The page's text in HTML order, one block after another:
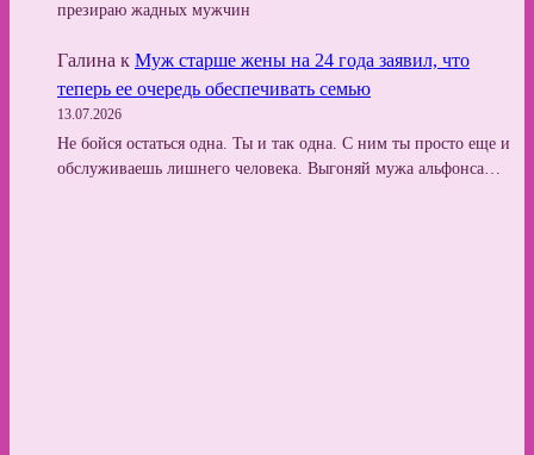
презираю жадных мужчин
Галина к Муж старше жены на 24 года заявил, что
теперь ее очередь обеспечивать семью
13.07.2026
Не бойся остаться одна. Ты и так одна. С ним ты просто еще и
обслуживаешь лишнего человека. Выгоняй мужа альфонса…